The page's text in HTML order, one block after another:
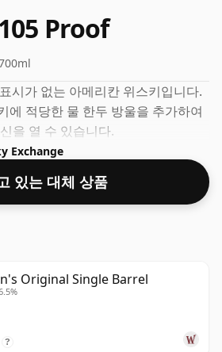
Proof
시가 없는 아메리칸 위스키입니다.
에 적당한 물 한두 방울을 추가하여
을 열 수 있습니다.
Exchange
있는 대체 상품
Original Single Barrel
?